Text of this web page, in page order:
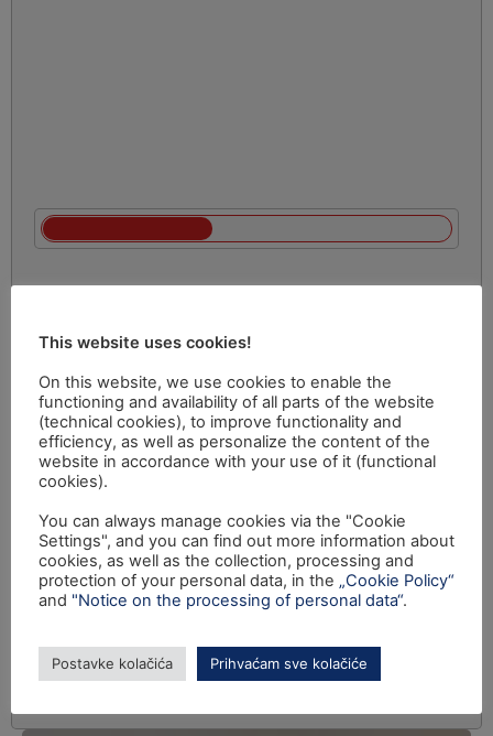
This website uses cookies!
On this website, we use cookies to enable the
functioning and availability of all parts of the website
(technical cookies), to improve functionality and
efficiency, as well as personalize the content of the
website in accordance with your use of it (functional
cookies).
You can always manage cookies via the "Cookie
Settings", and you can find out more information about
cookies, as well as the collection, processing and
protection of your personal data, in the „Cookie Policy“
and "Notice on the processing of personal data“.
Postavke kolačića Prihvaćam sve kolačiće